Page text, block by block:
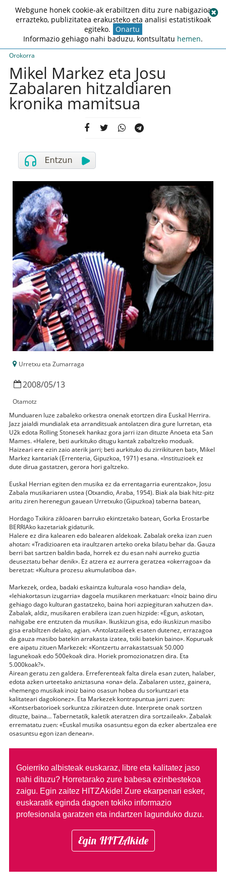
Orokorra
Mikel Markez eta Josu
Zabalaren hitzaldiaren
kronika mamitsua
Urretxu eta Zumarraga
2008/05/13
Otamotz
Munduaren luze zabaleko orkestra onenak etortzen dira Euskal Herrira.
Jazz jaialdi mundialak eta arranditsuak antolatzen dira gure lurretan, eta
U2k edota Rolling Stonesek hankaz gora jarri izan dituzte Anoeta eta San
Mames. «Halere, beti aurkituko ditugu kantak zabaltzeko moduak.
Haizeari ere ezin zaio aterik jarri; beti aurkituko du zirrikituren bat», Mikel
Markez kantariak (Errenteria, Gipuzkoa, 1971) esana. «Instituzioek ez
dute dirua gastatzen, gerora hori galtzeko.
Euskal Herrian egiten den musika ez da errentagarria eurentzako», Josu
Zabala musikariaren ustea (Otxandio, Araba, 1954). Biak ala biak hitz-pitz
aritu ziren herenegun gauean Urretxuko (Gipuzkoa) taberna batean,
Hordago Txikira zikloaren barruko ekintzetako batean, Gorka Erostarbe
BERRIAko kazetariak gidaturik.
Halere ez dira kalearen edo balearen aldekoak. Zabalak oreka izan zuen
ahotan: «Tradizioaren eta iraultzaren arteko oreka bilatu behar da. Gauza
berri bat sartzen baldin bada, horrek ez du esan nahi aurreko guztia
deuseztatu behar denik». Ez atzera ez aurrera geratzea «okerragoa» da
beretzat: «Kultura prozesu akumulatiboa da».
Markezek, ordea, badaki eskaintza kulturala «oso handia» dela,
«lehiakortasun izugarria» dagoela musikaren merkatuan: «Inoiz baino diru
gehiago dago kulturan gastatzeko, baina hori azpiegituran xahutzen da».
Zabalak, aldiz, musikaren erabilera izan zuen hizpide: «Egun, askotan,
nahigabe ere entzuten da musika». Ikuskizun gisa, edo ikuskizun masibo
gisa erabiltzen delako, agian. «Antolatzaileek esaten dutenez, errazagoa
da gauza masibo batekin arrakasta izatea, txiki batekin baino». Kopuruak
ere aipatu zituen Markezek: «Kontzertu arrakastatsuak 50.000
lagunekoak edo 500ekoak dira. Horiek promozionatzen dira. Eta
5.000koak?».
Airean geratu zen galdera. Erreferenteak falta direla esan zuten, halaber,
edota azken urteetako aniztasuna «ona» dela. Zabalaren ustez, gainera,
«hemengo musikak inoiz baino osasun hobea du sorkuntzari eta
kalitateari dagokionez». Eta Markezek kontrapuntua jarri zuen:
«Kontserbatorioek sorkuntza zikiratzen dute. Interprete onak sortzen
dituzte, baina… Tabernetatik, kaletik ateratzen dira sortzaileak». Zabalak
errematatu zuen: «Euskal musika osasuntsu egon da ezker abertzalea ere
osasuntsu egon izan denean».
Goierriko albisteak euskaraz, libre eta kalitatez jaso
nahi dituzu? Horretarako zure babesa ezinbestekoa
zaigu. Egin zaitez HITZAkide! Zure ekarpenari esker,
euskaratik eginda dagoen tokiko informazio
profesionala garatzen eta indartzen lagunduko duzu.
Egin HITZAkide
Webgune honek cookie-ak erabiltzen ditu zure nabigazioa
errazteko, publizitatea erakusteko eta analisi estatistikoak
egiteko. Onartu
Informazio gehiago nahi baduzu, kontsultatu hemen.